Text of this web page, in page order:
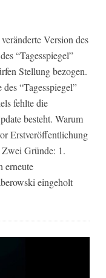
Version des
“Tagesspiegel”
Stellung bezogen.
“Tagesspiegel”
fehlte die
besteht. Warum
Erstveröffentlichung
Zwei Gründe: 1.
erneute
eingeholt